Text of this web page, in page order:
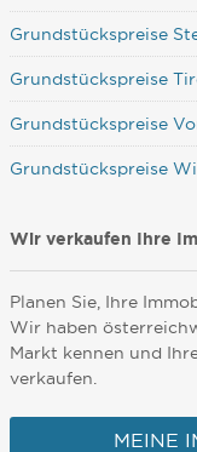
Grundstückspreise
Grundstückspreise
Grundstückspreise
Grundstückspreise
Wir verkaufen Ihre
Planen Sie, Ihre
Wir haben
Markt kennen und
verkaufen.
MEINE